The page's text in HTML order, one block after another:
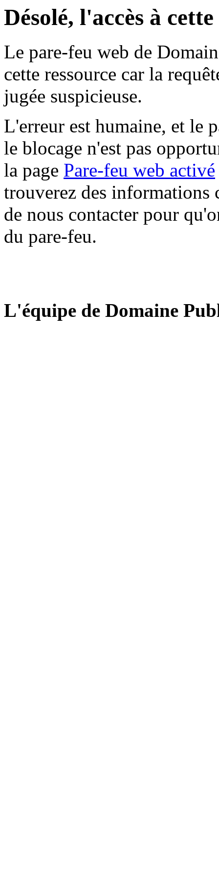
Désolé, l'accès à
Le pare-feu web de
cette ressource car la
jugée suspicieuse.
L'erreur est humaine, et le
le blocage n'est pas
la page Pare-feu web activé
trouverez des informations
de nous contacter pour
du pare-feu.
L'équipe de Domaine